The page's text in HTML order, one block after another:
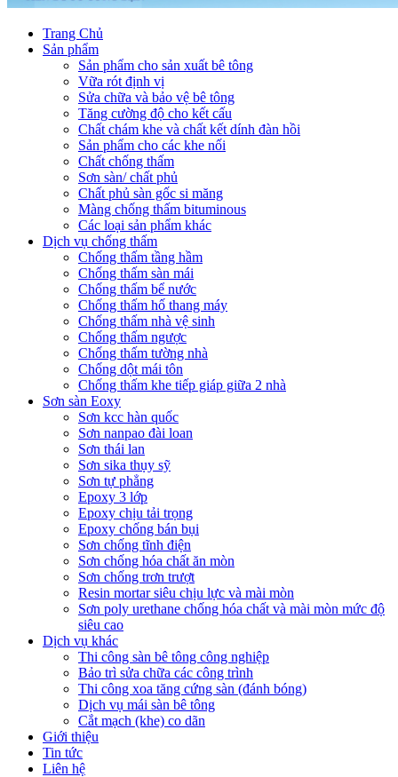
Trang Chủ
Sản phẩm
Sản phẩm cho sản xuất bê tông
Vữa rót định vị
Sửa chữa và bảo vệ bê tông
Tăng cường độ cho kết cấu
Chất chám khe và chất kết dính đàn hồi
Sản phẩm cho các khe nối
Chất chống thấm
Sơn sàn/ chất phủ
Chất phủ sàn gốc si măng
Màng chống thấm bituminous
Các loại sản phẩm khác
Dịch vụ chống thấm
Chống thấm tầng hầm
Chống thấm sàn mái
Chống thấm bể nước
Chống thấm hố thang máy
Chống thấm nhà vệ sinh
Chống thấm ngược
Chống thấm tường nhà
Chống dột mái tôn
Chống thấm khe tiếp giáp giữa 2 nhà
Sơn sàn Eoxy
Sơn kcc hàn quốc
Sơn nanpao đài loan
Sơn thái lan
Sơn sika thụy sỹ
Sơn tự phẳng
Epoxy 3 lớp
Epoxy chịu tải trọng
Epoxy chống bán bụi
Sơn chống tĩnh điện
Sơn chống hóa chất ăn mòn
Sơn chống trơn trượt
Resin mortar siêu chịu lực và mài mòn
Sơn poly urethane chống hóa chất và mài mòn mức độ
siêu cao
Dịch vụ khác
Thi công sàn bê tông công nghiệp
Bảo trì sửa chữa các công trình
Thi công xoa tăng cứng sàn (đánh bóng)
Dịch vụ mái sàn bê tông
Cắt mạch (khe) co dãn
Giới thiệu
Tin tức
Liên hệ